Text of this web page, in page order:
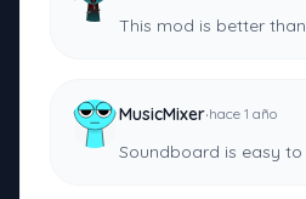
This mod is better
MusicMixer·hace 1 año
Soundboard is easy to